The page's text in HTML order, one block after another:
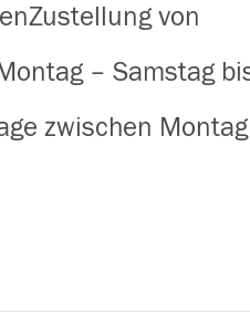
von
– Samstag
zwischen